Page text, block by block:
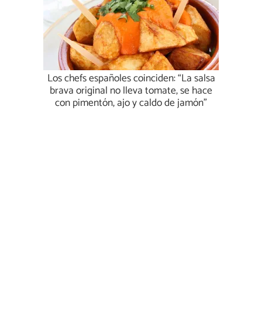
Los chefs españoles coinciden: “La salsa
brava original no lleva tomate, se hace
con pimentón, ajo y caldo de jamón”